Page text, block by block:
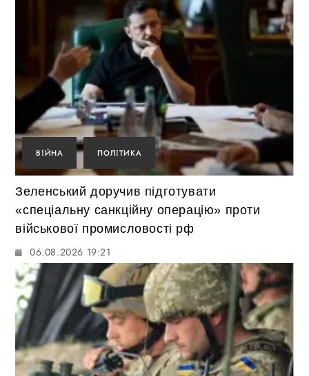
ВІЙНА ПОЛІТИКА
Зеленський доручив підготувати
«спеціальну санкційну операцію» проти
військової промисловості рф
06.08.2026 19:21